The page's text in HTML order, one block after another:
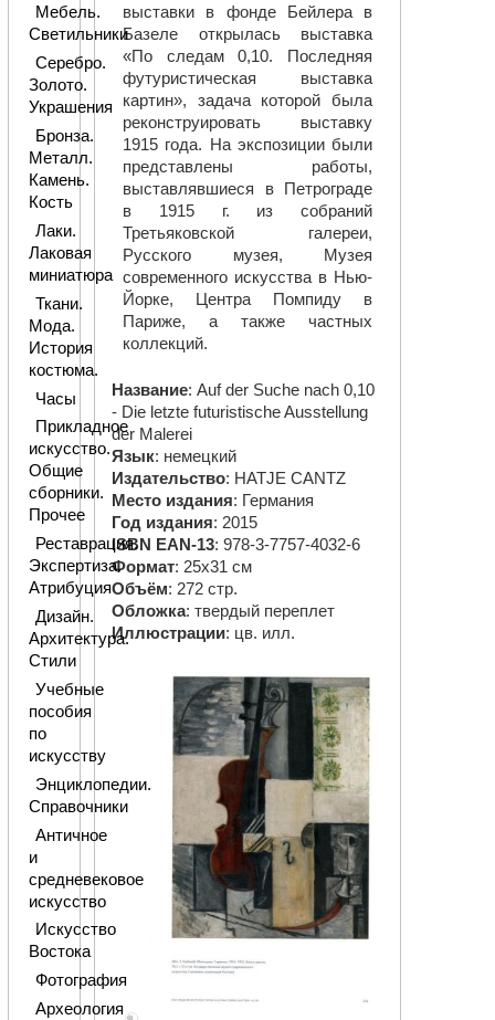
выставки в фонде Бейлера в
Базеле открылась выставка
«По следам 0,10. Последняя
футуристическая выставка
картин», задача которой была
реконструировать выставку
1915 года. На экспозиции были
представлены работы,
выставлявшиеся в Петрограде
в 1915 г. из собраний
Третьяковской галереи,
Русского музея, Музея
современного искусства в Нью-
Йорке, Центра Помпиду в
Париже, а также частных
коллекций.
Название: Auf der Suche nach 0,10
- Die letzte futuristische Ausstellung
der Malerei
Язык: немецкий
Издательство: HATJE CANTZ
Место издания: Германия
Год издания: 2015
ISBN EAN-13: 978-3-7757-4032-6
Формат: 25х31 см
Объём: 272 стр.
Обложка: твердый переплет
Иллюстрации: цв. илл.
Мебель.
Светильники
Серебро.
Золото.
Украшения
Бронза.
Металл.
Камень.
Кость
Лаки.
Лаковая
миниатюра
Ткани.
Мода.
История
костюма.
Часы
Прикладное
искусство.
Общие
сборники.
Прочее
Реставрация.
Экспертиза.
Атрибуция
Дизайн.
Архитектура.
Стили
Учебные
пособия
по
искусству
Энциклопедии.
Справочники
Античное
и
средневековое
искусство
Искусство
Востока
Фотография
Археология